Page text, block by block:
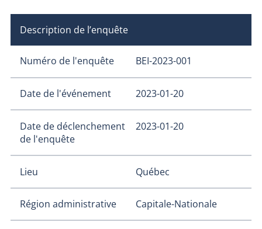
Description de l’enquête
Numéro de l'enquête BEI-2023-001
Date de l'événement 2023-01-20
Date de déclenchement
de l'enquête
2023-01-20
Lieu Québec
Région administrative Capitale-Nationale